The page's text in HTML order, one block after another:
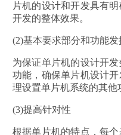
片机的设计和开发具有
开发的整体效果。
(2)基本要求部分和功能发
为保证单片机的设计开
功能，确保单片机设计
理设置单片机系统的其他
(3)提高针对性
根据单片机的特点，每